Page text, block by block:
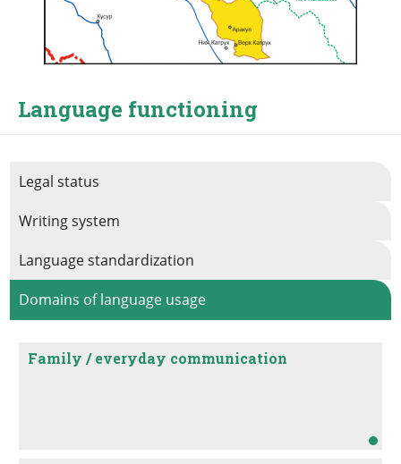
Language functioning
Legal status
Writing system
Language standardization
Domains of language usage
Family / everyday communication